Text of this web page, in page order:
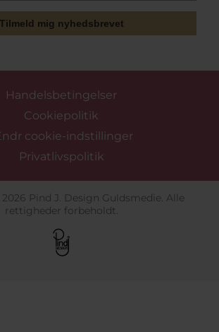
Tilmeld mig nyhedsbrevet
Handelsbetingelser
Cookiepolitik
cookie-indstillinger
Privatlivspolitik
Pind J. Design Guldsmedie. Alle
rettigheder forbeholdt.